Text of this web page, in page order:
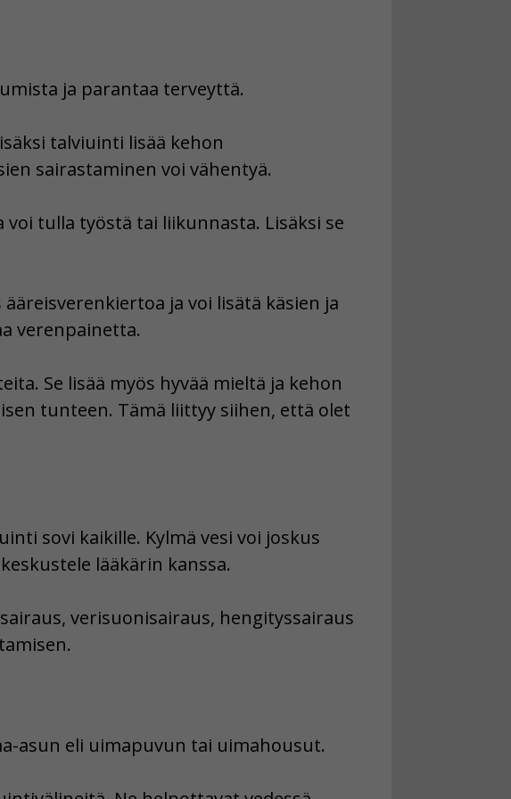
ja parantaa terveyttä.
talviuinti lisää kehon
sairastaminen voi vähentyä.
tulla työstä tai liikunnasta. Lisäksi se
ja voi lisätä käsien ja
verenpainetta.
Se lisää myös hyvää mieltä ja kehon
tunteen. Tämä liittyy siihen, että olet
sovi kaikille. Kylmä vesi voi joskus
lääkärin kanssa.
verisuonisairaus, hengityssairaus
asun eli uimapuvun tai uimahousut.